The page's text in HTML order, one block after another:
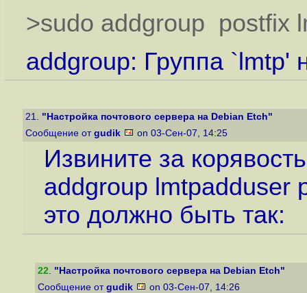
>sudo addgroup postfix
addgroup: Группа `lmtp'
21. "Настройка почтового сервера на Debian Etch"
Сообщение от gudik on 03-Сен-07, 14:25
Извините за
addgroup lmtpadduser
это должно быть так:
22. "Настройка почтового сервера на Debian Etch"
Сообщение от gudik on 03-Сен-07, 14:26